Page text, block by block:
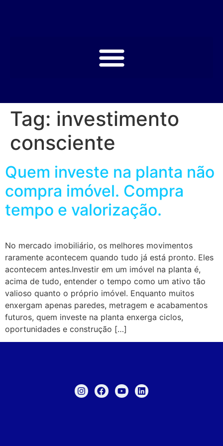
Tag: investimento
consciente
Quem investe na planta não
compra imóvel. Compra
tempo e valorização.
No mercado imobiliário, os melhores movimentos
raramente acontecem quando tudo já está pronto. Eles
acontecem antes.Investir em um imóvel na planta é,
acima de tudo, entender o tempo como um ativo tão
valioso quanto o próprio imóvel. Enquanto muitos
enxergam apenas paredes, metragem e acabamentos
futuros, quem investe na planta enxerga ciclos,
oportunidades e construção […]